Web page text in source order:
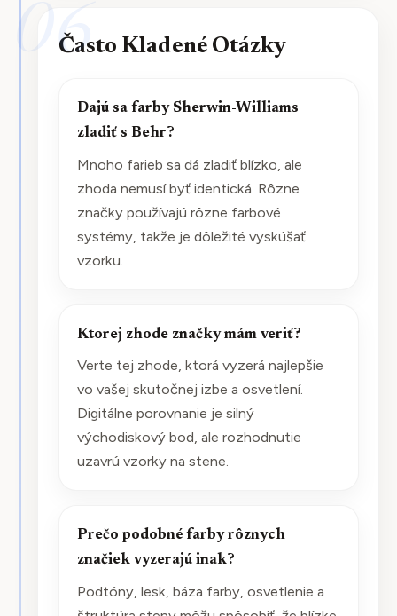
06
Často Kladené Otázky
Dajú sa farby Sherwin-Williams
zladiť s Behr?
Mnoho farieb sa dá zladiť blízko, ale
zhoda nemusí byť identická. Rôzne
značky používajú rôzne farbové
systémy, takže je dôležité vyskúšať
vzorku.
Ktorej zhode značky mám veriť?
Verte tej zhode, ktorá vyzerá najlepšie
vo vašej skutočnej izbe a osvetlení.
Digitálne porovnanie je silný
východiskový bod, ale rozhodnutie
uzavrú vzorky na stene.
Prečo podobné farby rôznych
značiek vyzerajú inak?
Podtóny, lesk, báza farby, osvetlenie a